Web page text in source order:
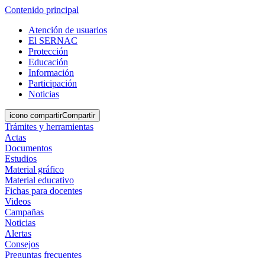
Contenido principal
Atención de usuarios
El SERNAC
Protección
Educación
Información
Participación
Noticias
icono compartirCompartir
Trámites y herramientas
Actas
Documentos
Estudios
Material gráfico
Material educativo
Fichas para docentes
Videos
Campañas
Noticias
Alertas
Consejos
Preguntas frecuentes